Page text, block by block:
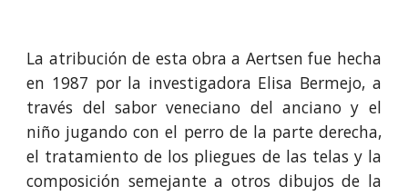
La atribución de esta obra a Aertsen fue hecha
en 1987 por la investigadora Elisa Bermejo, a
través del sabor veneciano del anciano y el
niño jugando con el perro de la parte derecha,
el tratamiento de los pliegues de las telas y la
composición semejante a otros dibujos de la